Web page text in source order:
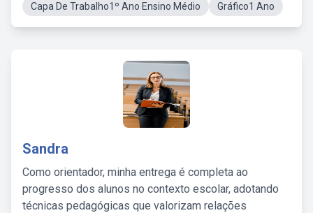
Capa De Trabalho1º Ano Ensino Médio
Gráfico1 Ano
Sandra
Como orientador, minha entrega é completa ao
progresso dos alunos no contexto escolar, adotando
técnicas pedagógicas que valorizam relações